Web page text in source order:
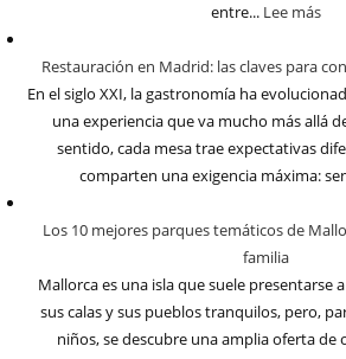
entre... Lee más
Restauración en Madrid: las claves para
En el siglo XXI, la gastronomía ha
una experiencia que va mucho más allá
sentido, cada mesa trae expectativas
comparten una exigencia máxima:
Los 10 mejores parques temáticos de
familia
Mallorca es una isla que suele presentarse
sus calas y sus pueblos tranquilos, pero,
niños, se descubre una amplia oferta de